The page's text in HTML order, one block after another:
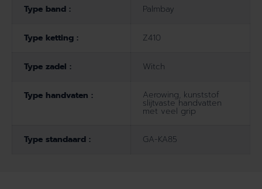
Type band : Palmbay
Type ketting : Z410
Type zadel : Witch
Type handvaten : Aerowing, kunststof
slijtvaste handvatten
met veel grip
Type standaard : GA-KA85